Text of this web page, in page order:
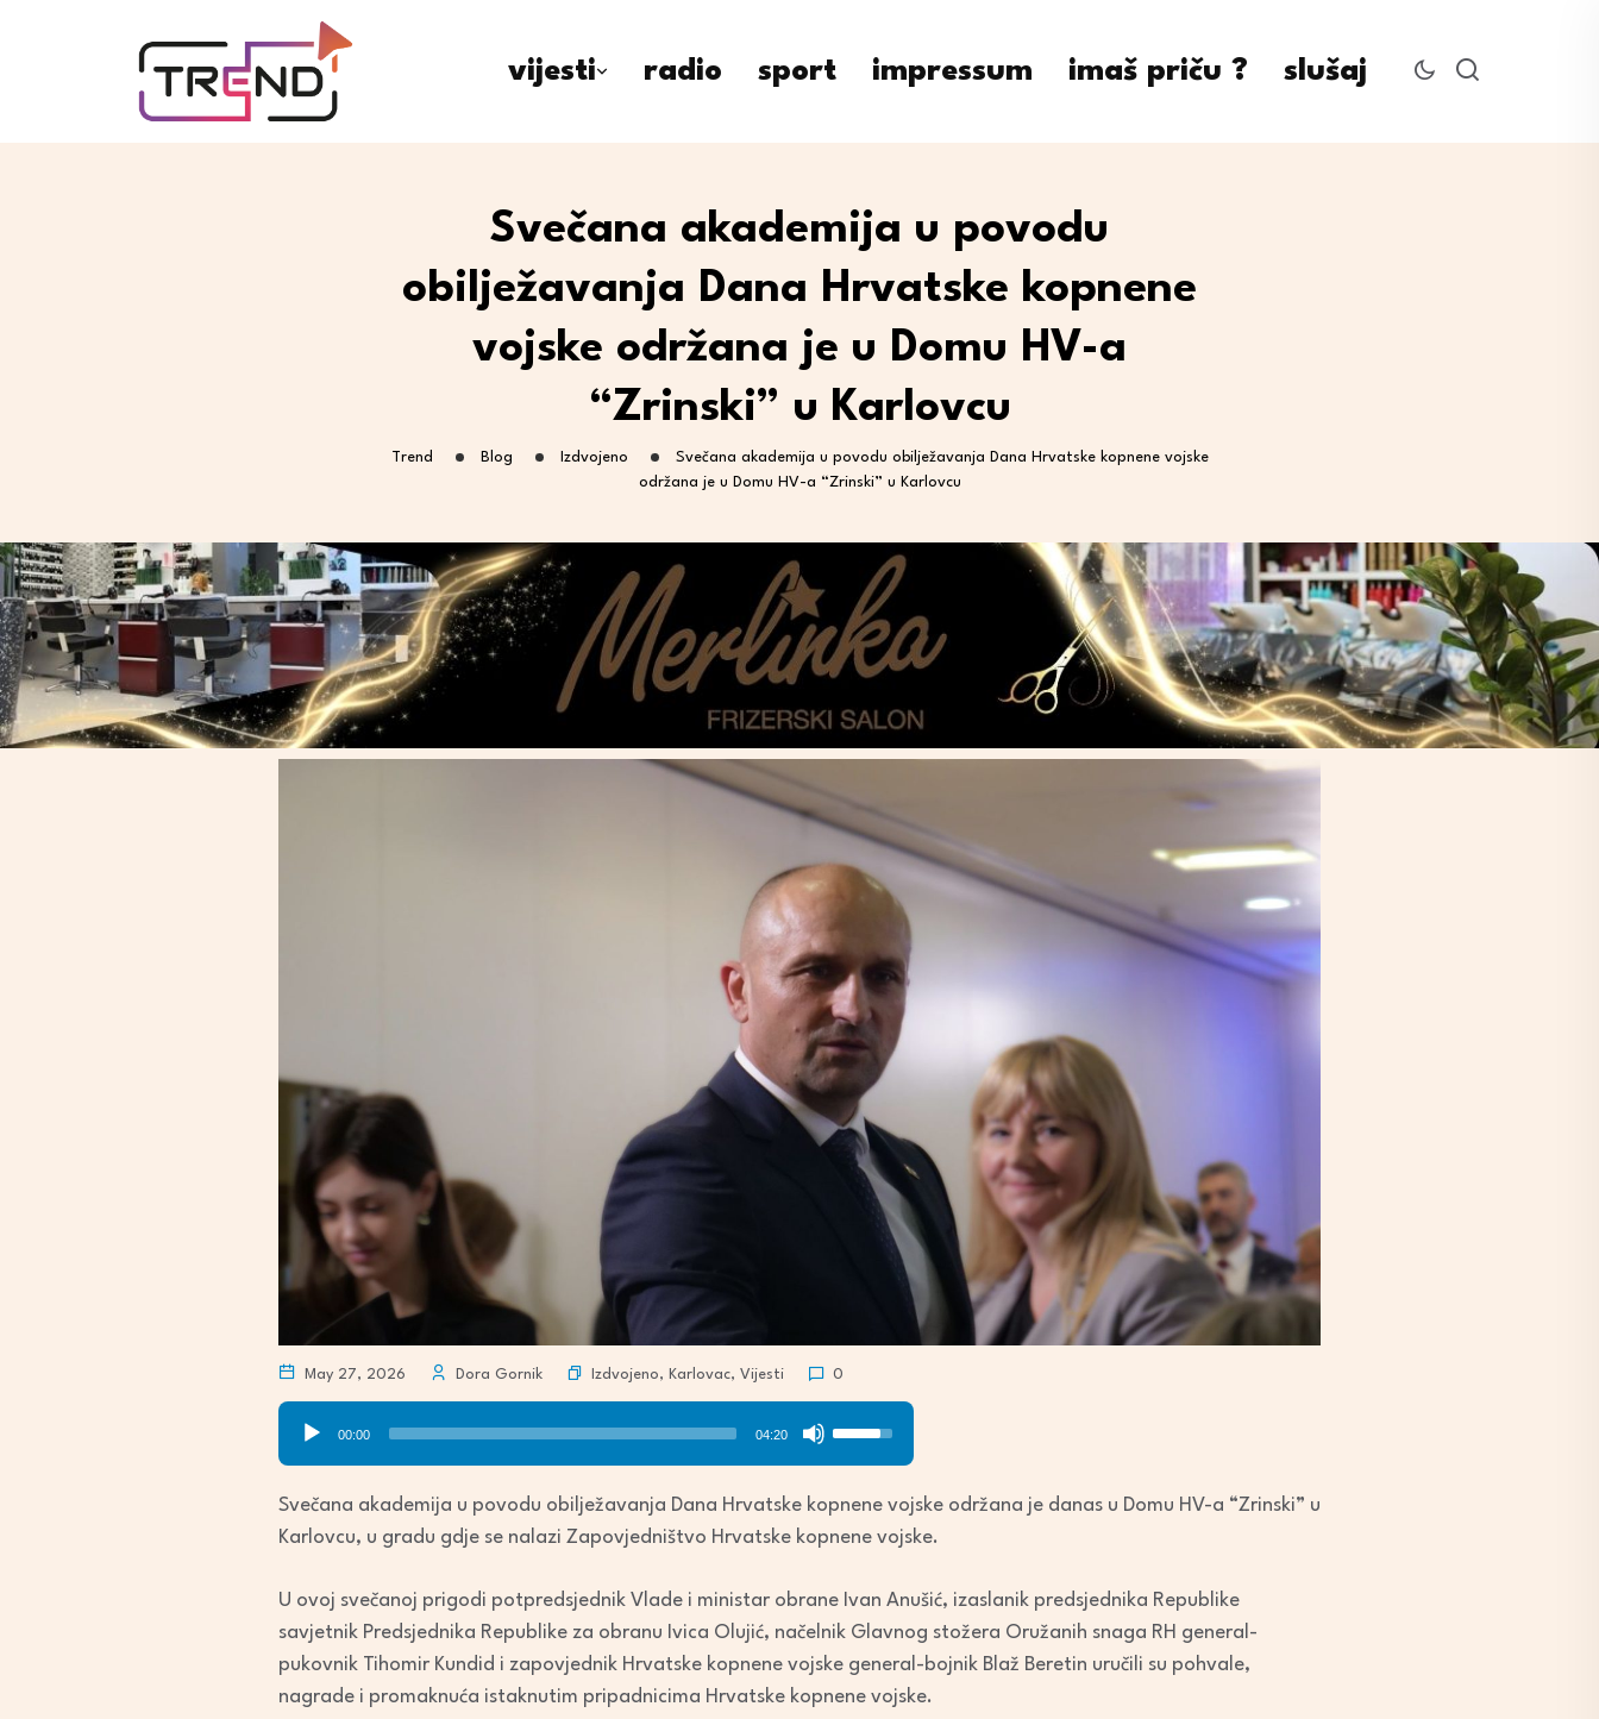
vijesti radio sport impressum imaš priču ? slušaj
Svečana akademija u povodu
obilježavanja Dana Hrvatske kopnene
vojske održana je u Domu HV-a
“Zrinski” u Karlovcu
Trend Blog Izdvojeno
Svečana akademija u povodu obilježavanja Dana Hrvatske kopnene vojske
održana je u Domu HV-a “Zrinski” u Karlovcu
May 27, 2026 Dora Gornik Izdvojeno, Karlovac, Vijesti 0
Audio
Player
00:00 04:20
Use
Up/Down
or
decrease
volume.
Svečana akademija u povodu obilježavanja Dana Hrvatske kopnene vojske održana je danas u Domu HV-a “Zrinski” u
Karlovcu, u gradu gdje se nalazi Zapovjedništvo Hrvatske kopnene vojske.
U ovoj svečanoj prigodi potpredsjednik Vlade i ministar obrane Ivan Anušić, izaslanik predsjednika Republike
savjetnik Predsjednika Republike za obranu Ivica Olujić, načelnik Glavnog stožera Oružanih snaga RH general-
pukovnik Tihomir Kundid i zapovjednik Hrvatske kopnene vojske general-bojnik Blaž Beretin uručili su pohvale,
nagrade i promaknuća istaknutim pripadnicima Hrvatske kopnene vojske.